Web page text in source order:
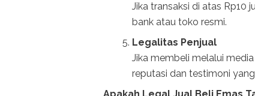
Jika transaksi di atas Rp10
bank atau toko resmi.
Legalitas Penjual
Jika membeli melalui
reputasi dan testimoni